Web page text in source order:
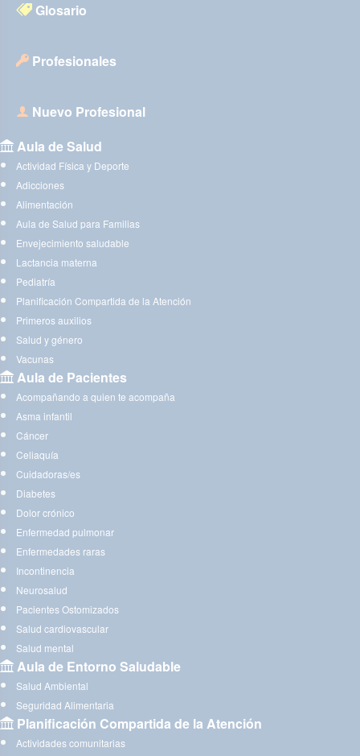
Glosario
Profesionales
Nuevo Profesional
Aula de Salud
Actividad Física y Deporte
Adicciones
Alimentación
Aula de Salud para Familias
Envejecimiento saludable
Lactancia materna
Pediatría
Planificación Compartida de la Atención
Primeros auxilios
Salud y género
Vacunas
Aula de Pacientes
Acompañando a quien te acompaña
Asma infantil
Cáncer
Celiaquía
Cuidadoras/es
Diabetes
Dolor crónico
Enfermedad pulmonar
Enfermedades raras
Incontinencia
Neurosalud
Pacientes Ostomizados
Salud cardiovascular
Salud mental
Aula de Entorno Saludable
Salud Ambiental
Seguridad Alimentaria
Planificación Compartida de la Atención
Actividades comunitarias